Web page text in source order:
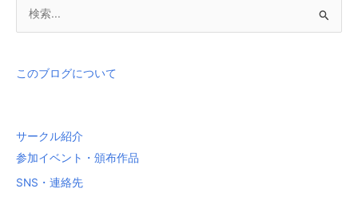
楽
象
このブログについて
サークル紹介
参加イベント・頒布作品
SNS・連絡先